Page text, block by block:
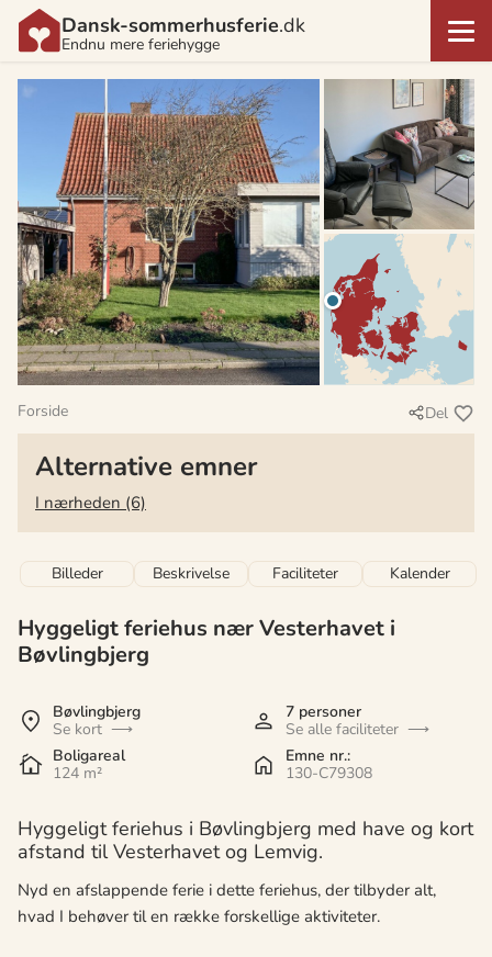
Dansk-sommerhusferie.dk
Endnu mere feriehygge
Forside Del
Alternative emner
I nærheden (6)
Billeder Beskrivelse Faciliteter Kalender
Hyggeligt feriehus nær Vesterhavet i
Bøvlingbjerg
Bøvlingbjerg
Se kort
7 personer
Se alle faciliteter
Boligareal
124 m²
Emne nr.:
130-C79308
Hyggeligt feriehus i Bøvlingbjerg med have og kort
afstand til Vesterhavet og Lemvig.
Nyd en afslappende ferie i dette feriehus, der tilbyder alt,
hvad I behøver til en række forskellige aktiviteter.